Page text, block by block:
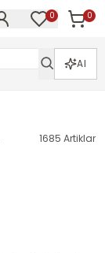
0 0
AI
1685 Artiklar